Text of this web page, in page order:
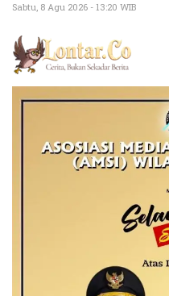
Sabtu, 8 Agu 2026 - 13:20 WIB